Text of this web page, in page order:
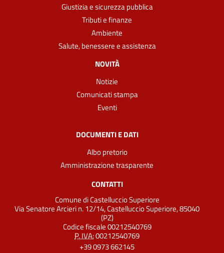
Giustizia e sicurezza pubblica
Tributi e finanze
Ambiente
Salute, benessere e assistenza
NOVITÀ
Notizie
Comunicati stampa
Eventi
DOCUMENTI E DATI
Albo pretorio
Amministrazione trasparente
CONTATTI
Comune di Castelluccio Superiore
Via Senatore Arcieri n. 12/14, Castelluccio Superiore, 85040
(PZ)
Codice fiscale 00212540769
P. IVA:00212540769
+39 0973 662145